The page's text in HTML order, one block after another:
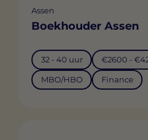
Assen
Boekhouder Assen
32 - 40 uur €2600 -
MBO/HBO Finance